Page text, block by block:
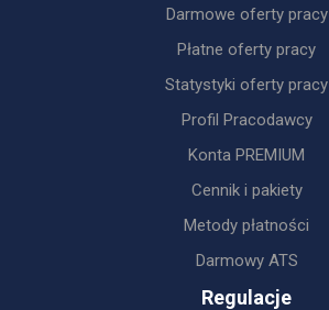
Darmowe oferty pracy
Płatne oferty pracy
Statystyki oferty pracy
Profil Pracodawcy
Konta PREMIUM
Cennik i pakiety
Metody płatności
Darmowy ATS
Regulacje